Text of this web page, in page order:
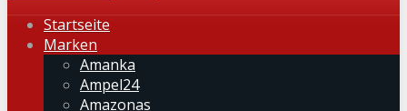
Startseite
Marken
Amanka
Ampel24
Amazonas